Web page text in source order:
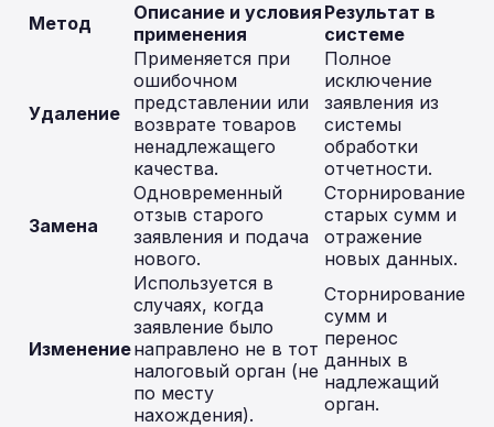
Метод
Описание и условия
применения
Результат в
системе
Удаление
Применяется при
ошибочном
представлении или
возврате товаров
ненадлежащего
качества.
Полное
исключение
заявления из
системы
обработки
отчетности.
Замена
Одновременный
отзыв старого
заявления и подача
нового.
Сторнирование
старых сумм и
отражение
новых данных.
Изменение
Используется в
случаях, когда
заявление было
направлено не в тот
налоговый орган (не
по месту
нахождения).
Сторнирование
сумм и
перенос
данных в
надлежащий
орган.